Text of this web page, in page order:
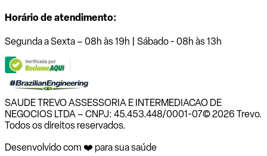
Horário de atendimento:
Segunda a Sexta – 08h às 19h | Sábado - 08h às 13h
SAUDE TREVO ASSESSORIA E INTERMEDIACAO DE
NEGOCIOS LTDA – CNPJ: 45.453.448/0001-07© 2026 Trevo.
Todos os direitos reservados.
Desenvolvido com ❤️ para sua saúde